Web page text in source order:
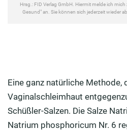
Eine ganz natürliche Methode,
Vaginalschleimhaut
Schüßler-Salzen. Die Salze
Natrium phosphoricum Nr. 6